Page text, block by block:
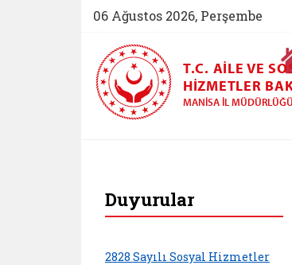
06 Ağustos 2026, Perşembe
T.C. AILE VE
HIZMETLER
MANISA İL MÜDÜRLÜĞÜ
Manisa Aile ve
Duyurular
2828 Sayılı Sosyal Hizmetler